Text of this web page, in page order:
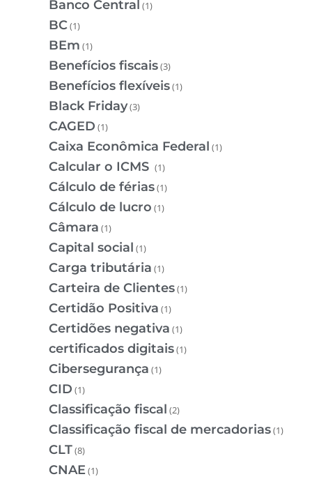
Banco Central (1)
BC(1)
BEm (1)
Benefícios fiscais(3)
Benefícios flexíveis(1)
Black Friday(3)
CAGED (1)
Caixa Econômica Federal (1)
Calcular o ICMS (1)
Cálculo de férias(1)
Cálculo de lucro (1)
Câmara (1)
Capital social (1)
Carga tributária (1)
Carteira de Clientes(1)
Certidão Positiva (1)
Certidões negativa (1)
certificados digitais(1)
Cibersegurança (1)
CID (1)
Classificação fiscal (2)
Classificação fiscal de mercadorias(1)
CLT(8)
CNAE(1)